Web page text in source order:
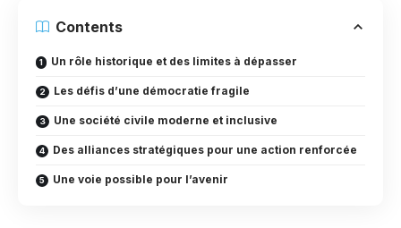
Contents
Un rôle historique et des limites à dépasser
Les défis d’une démocratie fragile
Une société civile moderne et inclusive
Des alliances stratégiques pour une action renforcée
Une voie possible pour l’avenir